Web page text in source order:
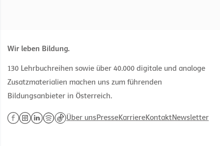
Wir leben Bildung.
130 Lehrbuchreihen sowie über 40.000 digitale und analoge
Zusatzmaterialien machen uns zum führenden
Bildungsanbieter in Österreich.
Über unsPresseKarriereKontaktNewsletter